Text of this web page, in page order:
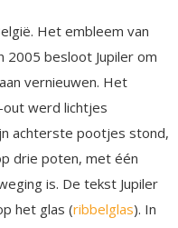
Het embleem van
2005 besloot Jupiler om
vernieuwen. Het
werd lichtjes
achterste pootjes stond,
drie poten, met één
is. De tekst Jupiler
het glas (ribbelglas). In